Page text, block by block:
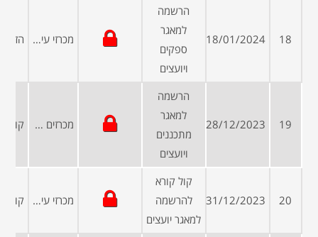
18
18/01/2024
הרשמה
למאגר
ספקים
ויועצים
מכרזי עיריות ומועצות
19
28/12/2023
הרשמה
למאגר
מתכננים
ויועצים
מכרזים פומביים
20
31/12/2023
קול קורא
להרשמה
למאגר יועצים
מכרזי עיריות ומועצות